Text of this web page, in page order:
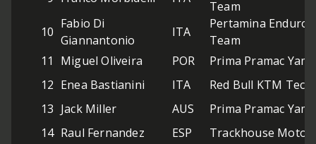
Team
10
Fabio Di
Giannantonio
ITA
Pertamina Enduro
Team
11
Miguel Oliveira POR
Prima Pramac
12 Enea Bastianini ITA
Red Bull KTM
13 Jack Miller AUS
Prima Pramac
14 Raul Fernandez ESP
Trackhouse